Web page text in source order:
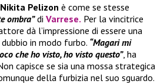
Nikita Pelizon è come se stesse
ombra”di Varrese. Per la vincitrice
dà l’impressione di essere una
in modo furbo. “Magari mi
che ho visto, ho visto questo”, ha
capisce se sia una mossa strategica
della furbizia nel suo sguardo.